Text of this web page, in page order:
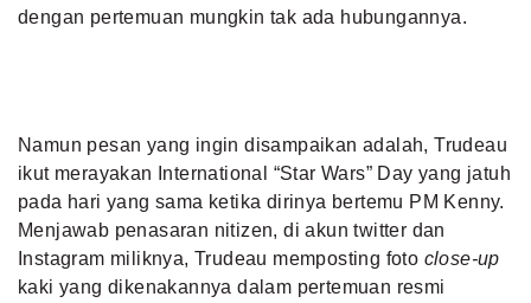
dengan pertemuan mungkin tak ada hubungannya.
Namun pesan yang ingin disampaikan adalah, Trudeau
ikut merayakan International “Star Wars” Day yang jatuh
pada hari yang sama ketika dirinya bertemu PM Kenny.
Menjawab penasaran nitizen, di akun twitter dan
Instagram miliknya, Trudeau memposting foto close-up
kaki yang dikenakannya dalam pertemuan resmi